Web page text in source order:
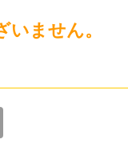
ません。